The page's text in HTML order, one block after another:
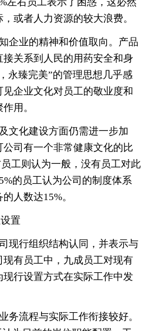
或者人力资源的较大浪费。
企业的精神和价值取向。产品
关系到人民的用药安全和身
永臻完美”的管理思想几乎感
企业文化对员工的敬业度和
用。
文化建设方面仍需进一步加
司有一个非常健康文化的比
工则认为一般，没有员工对此
的员工认为公司的制度体系
人数达15%。
置
现行组织结构认同，并表示与
有员工中，九成员工对现有
行设置方式在实际工作中发
务流程与实际工作衔接较好。